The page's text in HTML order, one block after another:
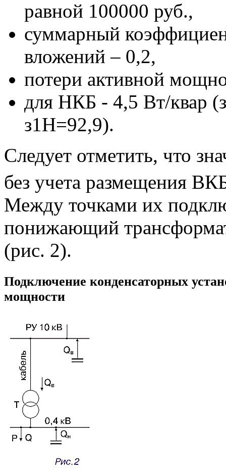
равной 100000 руб.,
суммарный
вложений – 0,2,
потери активной
для НКБ - 4,5 Вт/квар
з1Н=92,9).
Следует отметить, что
без учета размещения
Между точками их
понижающий
(рис. 2).
Подключение конденсаторных
мощности